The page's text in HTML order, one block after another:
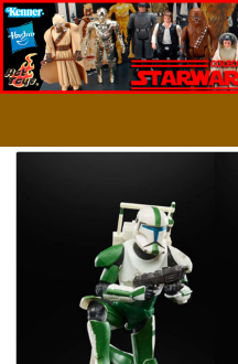
Saltar
al
contenido